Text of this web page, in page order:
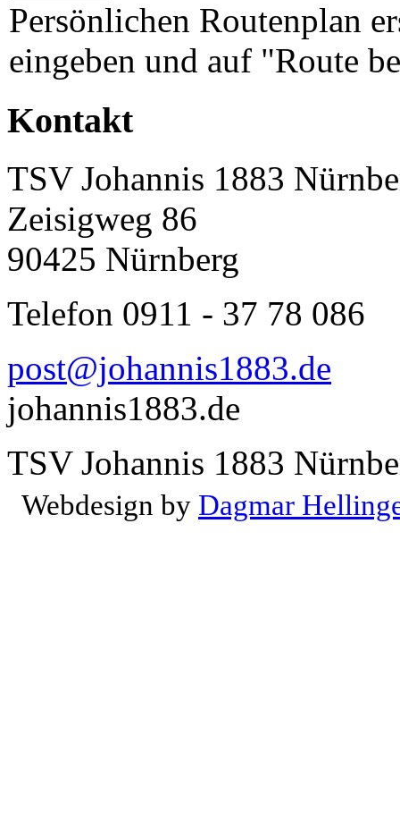
Persönlichen Routenplan
eingeben und auf "Route
Kontakt
TSV Johannis 1883
Zeisigweg 86
90425 Nürnberg
Telefon 0911 - 37 78 086
post@johannis1883.de
johannis1883.de
TSV Johannis 1883
Webdesign by Dagmar